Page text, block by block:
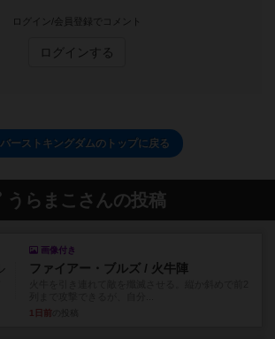
ログイン/会員登録でコメント
ログインする
バーストキングダムのトップに戻る
うらまこさんの投稿
画像付き
ファイアー・ブルズ / 火牛陣
1日前